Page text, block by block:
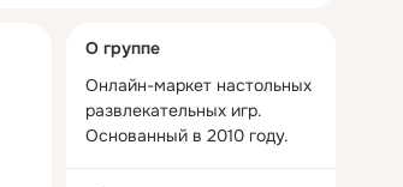
колонка
О группе
Онлайн-маркет настольных
развлекательных игр.
Основанный в 2010 году.